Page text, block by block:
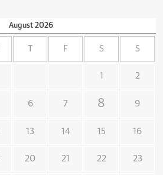
August 2026
F S S
1 2
6 7 8 9
13 14 15 16
20 21 22 23